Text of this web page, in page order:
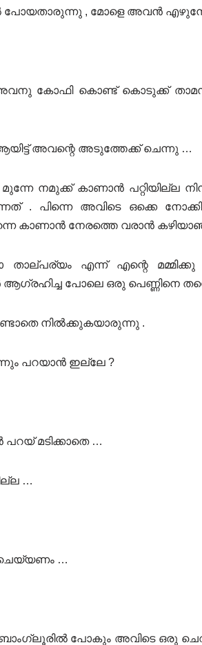
പോയതാരുന്നു , മോളെ അവൻ
കോഫി കൊണ്ട് കൊടുക്ക്
അവന്റെ അടുത്തേക്ക് ചെന്നു …
നമുക്ക് കാണാൻ പറ്റിയില്ല
. പിന്നെ അവിടെ ഒക്കെ
കാണാൻ നേരത്തെ വരാൻ
താല്പര്യം എന്ന് എന്റെ
പോലെ ഒരു പെണ്ണിനെ
നിൽക്കുകയാരുന്നു .
പറയാൻ ഇല്ലേ ?
മടിക്കാതെ …
…
ചെയ്യണം …
പോകും അവിടെ ഒരു